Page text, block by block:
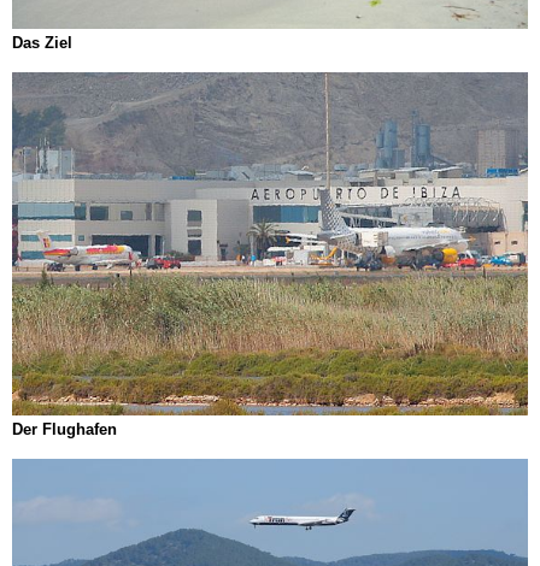
Das Ziel
Der Flughafen